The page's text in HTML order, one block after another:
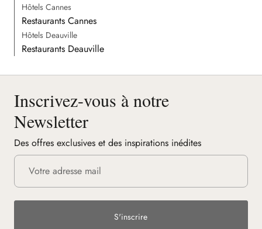
Hôtels Cannes
Restaurants Cannes
Hôtels Deauville
Restaurants Deauville
Inscrivez-vous à notre
Newsletter
Des offres exclusives et des inspirations inédites
S'inscrire